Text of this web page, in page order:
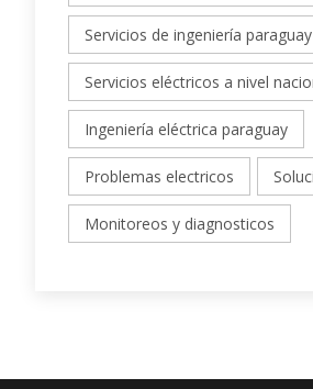
Servicios de ingeniería paraguay
Servicios eléctricos a nivel
Ingeniería eléctrica paraguay
Problemas electricos
Monitoreos y diagnosticos